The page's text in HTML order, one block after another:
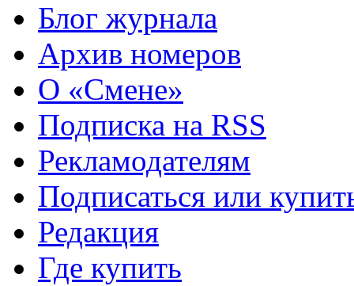
Блог журнала
Архив номеров
О «Смене»
Подписка на RSS
Рекламодателям
Подписаться или
Редакция
Где купить